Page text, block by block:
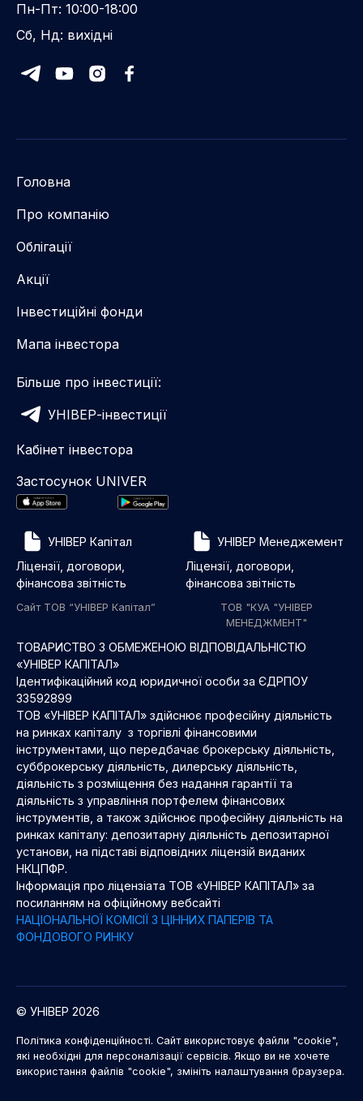
Пн-Пт: 10:00-18:00
Сб, Нд: вихідні
Головна
Про компанію
Облігації
Акції
Інвестиційні фонди
Мапа інвестора
Більше про інвестиції:
УНІВЕР-інвестиції
Кабінет інвестора
Застосунок UNIVER
УНІВЕР Капітал
Ліцензії, договори,
фінансова звітність
Сайт ТОВ “УНІВЕР Капітал”
УНІВЕР Менеджемент
Ліцензії, договори,
фінансова звітність
ТОВ "КУА "УНІВЕР
МЕНЕДЖМЕНТ"
ТОВАРИСТВО З ОБМЕЖЕНОЮ ВІДПОВІДАЛЬНІСТЮ
«УНІВЕР КАПІТАЛ»
Ідентифікаційний код юридичної особи за ЄДРПОУ
33592899
ТОВ «УНІВЕР КАПІТАЛ» здійснює професійну діяльність
на ринках капіталу з торгівлі фінансовими
інструментами, що передбачає брокерську діяльність,
субброкерську діяльність, дилерську діяльність,
діяльність з розміщення без надання гарантії та
діяльність з управління портфелем фінансових
інструментів, а також здійснює професійну діяльність на
ринках капіталу: депозитарну діяльність депозитарної
установи, на підставі відповідних ліцензій виданих
НКЦПФР.
Інформація про ліцензіата ТОВ «УНІВЕР КАПІТАЛ» за
посиланням на офіційному вебсайті
НАЦІОНАЛЬНОЇ КОМІСІЇ З ЦІННИХ ПАПЕРІВ ТА
ФОНДОВОГО РИНКУ
© УНІВЕР 2026
Політика конфіденційності. Сайт використовує файли "cookie",
які необхідні для персоналізації сервісів. Якщо ви не хочете
використання файлів "cookie", змініть налаштування браузера.